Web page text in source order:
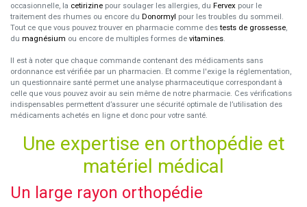
occasionnelle, la cetirizine pour soulager les allergies, du Fervex pour le
traitement des rhumes ou encore du Donormyl pour les troubles du sommeil.
Tout ce que vous pouvez trouver en pharmacie comme destests de grossesse,
du magnésium ou encore de multiples formes de vitamines.
Il est à noter que chaque commande contenant des médicaments sans
ordonnance est vérifiée par un pharmacien. Et comme l'exige la réglementation,
un questionnaire santé permet une analyse pharmaceutique correspondant à
celle que vous pouvez avoir au sein même de notre pharmacie. Ces vérifications
indispensables permettent d’assurer une sécurité optimale de l’utilisation des
médicaments achetés en ligne et donc pour votre santé.
Une expertise en orthopédie et
matériel médical
Un large rayon orthopédie